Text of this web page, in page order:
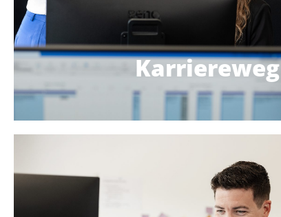
Karriereweg
Dein individueller
Karriereweg